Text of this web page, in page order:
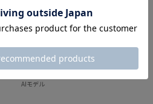
AIモデル